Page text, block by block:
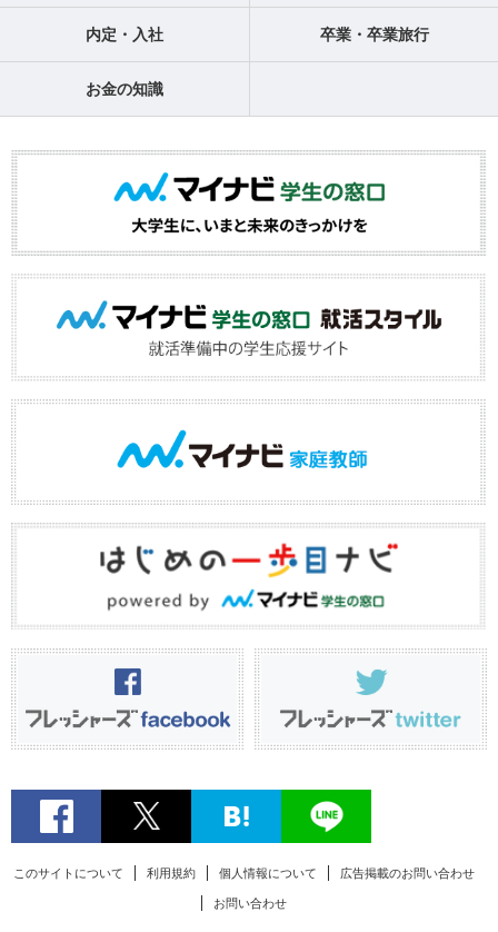
内定・入社 卒業・卒業旅行
お金の知識
このサイトについて 利用規約 個人情報について 広告掲載のお問い合わせ
お問い合わせ